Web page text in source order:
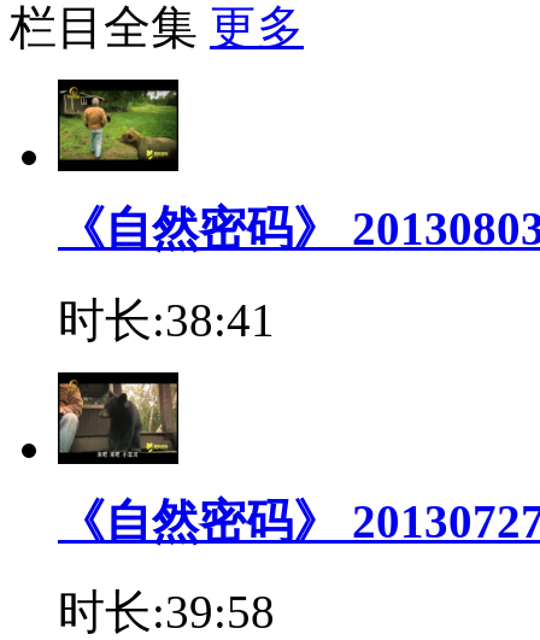
栏目全集 更多
《自然密码》
时长:38:41
《自然密码》
时长:39:58